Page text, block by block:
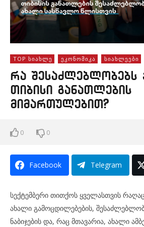
TOP ᲡᲘᲐᲮᲚᲔ ᲔᲙᲝᲜᲝᲛᲘᲙᲐ ᲡᲘᲐᲮᲚᲔᲔᲑᲘ
რა შესაძლებლობებს
თიბისი განათლების
მიმართულებით?
0 0
Facebook Telegram
სექტემბერი თითქოს ყველასთვის
ახალი გამოცდილებების,
ნაბიჯების და, რაც მთავარია, ახალი